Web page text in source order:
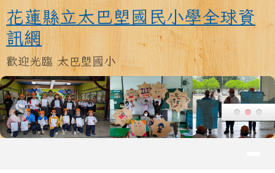
跳至主內容區
花蓮縣立太巴塱國民小學全球資訊
花蓮縣立太巴塱國民小學全球資
訊網
歡迎光臨 太巴塱國小